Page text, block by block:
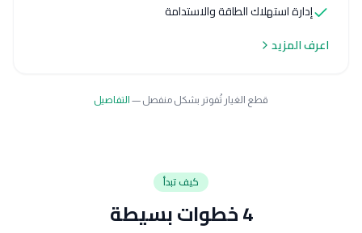
إدارة استهلاك الطاقة والاستدامة
اعرف المزيد
قطع الغيار تُفوتر بشكل منفصل — التفاصيل
كيف تبدأ
4 خطوات بسيطة